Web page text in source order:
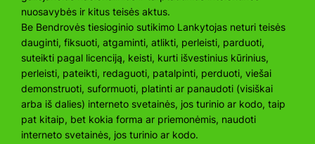
nuosavybės ir kitus teisės aktus.
Be Bendrovės tiesioginio sutikimo Lankytojas neturi teisės
dauginti, fiksuoti, atgaminti, atlikti, perleisti, parduoti,
suteikti pagal licenciją, keisti, kurti išvestinius kūrinius,
perleisti, pateikti, redaguoti, patalpinti, perduoti, viešai
demonstruoti, suformuoti, platinti ar panaudoti (visiškai
arba iš dalies) interneto svetainės, jos turinio ar kodo, taip
pat kitaip, bet kokia forma ar priemonėmis, naudoti
interneto svetainės, jos turinio ar kodo.